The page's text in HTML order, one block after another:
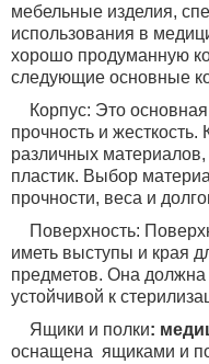
мебельные изделия,
использования в
хорошо продуманную
следующие основные
Корпус: Это
прочность и
различных
пластик. Выбор
прочности, веса и
Поверхность:
иметь выступы и края
предметов. Она
устойчивой к
Ящики и полки:
оснащена ящиками и